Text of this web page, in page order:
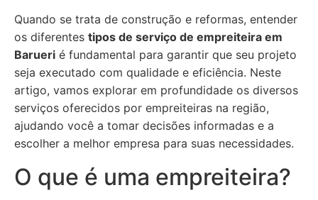
Quando se trata de construção e reformas, entender
os diferentes tipos de serviço de empreiteira em
Barueri é fundamental para garantir que seu projeto
seja executado com qualidade e eficiência. Neste
artigo, vamos explorar em profundidade os diversos
serviços oferecidos por empreiteiras na região,
ajudando você a tomar decisões informadas e a
escolher a melhor empresa para suas necessidades.
O que é uma empreiteira?